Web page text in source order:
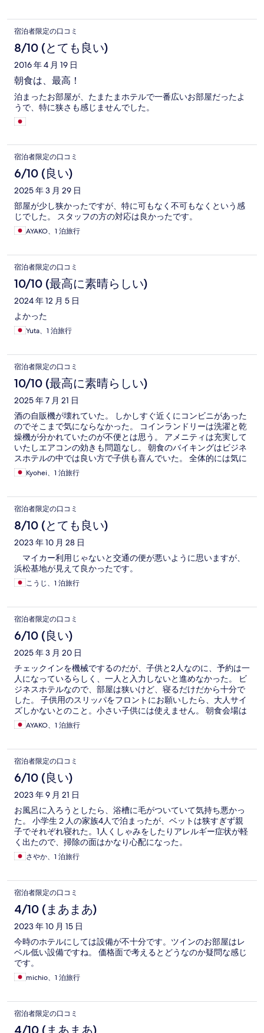
宿泊者限定の口コミ
8/10 (とても良い)
2016 年 4 月 19 日
朝食は、最高！
泊まったお部屋が、たまたまホテルで一番広いお部屋だったよ
うで、特に狭さも感じませんでした。
宿泊者限定の口コミ
6/10 (良い)
2025 年 3 月 29 日
部屋が少し狭かったですが、特に可もなく不可もなくという感
じでした。 スタッフの方の対応は良かったです。
AYAKO、1 泊旅行
宿泊者限定の口コミ
10/10 (最高に素晴らしい)
2024 年 12 月 5 日
よかった
Yuta、1 泊旅行
宿泊者限定の口コミ
10/10 (最高に素晴らしい)
2025 年 7 月 21 日
酒の自販機が壊れていた。 しかしすぐ近くにコンビニがあった
のでそこまで気にならなかった。 コインランドリーは洗濯と乾
燥機が分かれていたのが不便とは思う。 アメニティは充実して
いたしエアコンの効きも問題なし。 朝食のバイキングはビジネ
スホテルの中では良い方で子供も喜んでいた。 全体的には気に
入ったのでまたいつか泊まりたいと家族内で約束しました。
Kyohei、1 泊旅行
宿泊者限定の口コミ
8/10 (とても良い)
2023 年 10 月 28 日
マイカー利用じゃないと交通の便が悪いように思いますが、
浜松基地が見えて良かったです。
こうじ、1 泊旅行
宿泊者限定の口コミ
6/10 (良い)
2025 年 3 月 20 日
チェックインを機械でするのだが、子供と2人なのに、予約は一
人になっているらしく、一人と入力しないと進めなかった。 ビ
ジネスホテルなので、部屋は狭いけど、寝るだけだから十分で
した。 子供用のスリッパをフロントにお願いしたら、大人サイ
ズしかないとのこと。小さい子供には使えません。 朝食会場は
思ったより小さく、すぐ座れるのか心配になったけど、余裕で
した。 サバ、しらす、納豆、玉子焼き、たまご、やきそば、か
種、ごはん、みそ汁、ドリンク、フルーツ缶、ヨーグルト等 好
きなものがたべれて良かったです。 無料で朝ごはんはポイント
高いですね！ また機会があれば泊まりたいです。
AYAKO、1 泊旅行
宿泊者限定の口コミ
6/10 (良い)
2023 年 9 月 21 日
お風呂に入ろうとしたら、浴槽に毛がついていて気持ち悪かっ
た。 小学生２人の家族4人で泊まったが、ベットは狭すぎず親
子でそれぞれ寝れた。1人くしゃみをしたりアレルギー症状が軽
く出たので、掃除の面はかなり心配になった。
さやか、1 泊旅行
宿泊者限定の口コミ
4/10 (まあまあ)
2023 年 10 月 15 日
今時のホテルにしては設備が不十分です。ツインのお部屋はレ
ベル低い設備ですね。 価格面で考えるとどうなのか疑問な感じ
です。
michio、1 泊旅行
宿泊者限定の口コミ